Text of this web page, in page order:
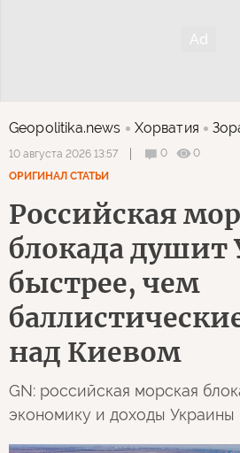
Geopolitika.news Хорватия
10 августа 2026 13:57 0
0
ОРИГИНАЛ СТАТЬИ
Российская
блокада душит
быстрее, чем
над Киевом
GN: российская морская
экономику и доходы Украины